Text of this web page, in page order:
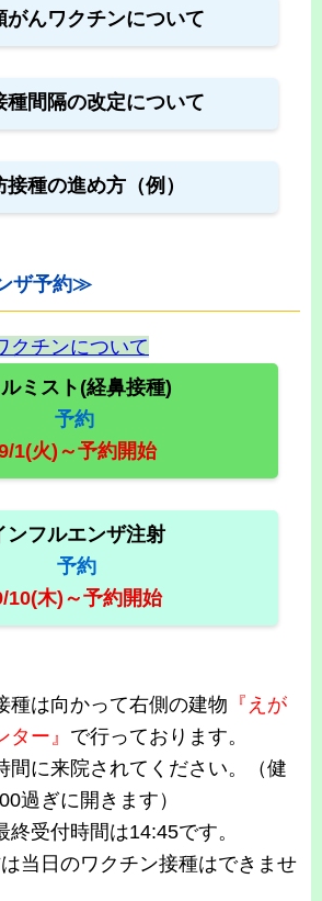
がんワクチンについて
種間隔の改定について
接種の進め方（例）
ザ予約≫
クチンについて
ミスト(経鼻接種)
予約
1(火)～予約開始
ンフルエンザ注射
予約
10(木)～予約開始
種は向かって右側の建物 『えが
ー』 で行っております。
間に来院されてください。（健
過ぎに開きます）
終受付時間は14:45です。
当日のワクチン接種はできませ